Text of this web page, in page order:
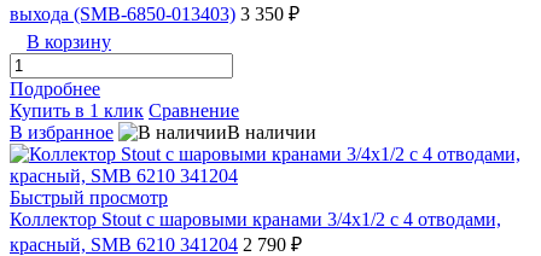
выхода (SMB-6850-013403) 3 350 ₽
В корзину
Подробнее
Купить в 1 клик Сравнение
В избранное
В наличии
Быстрый просмотр
Коллектор Stout с шаровыми кранами 3/4x1/2 с 4 отводами,
красный, SMB 6210 341204 2 790 ₽